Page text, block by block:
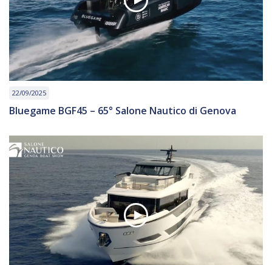
22/09/2025
Bluegame BGF45 – 65° Salone Nautico di Genova